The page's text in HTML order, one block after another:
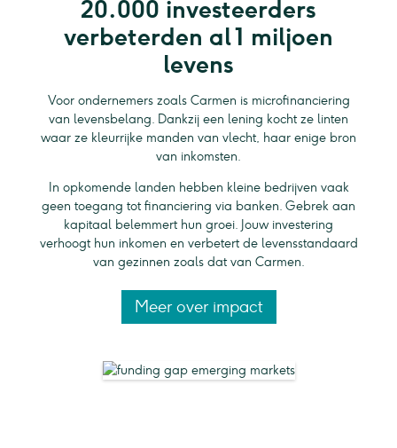
20.000 investeerders
verbeterden al 1 miljoen
levens
Voor ondernemers zoals Carmen is microfinanciering
van levensbelang. Dankzij een lening kocht ze linten
waar ze kleurrijke manden van vlecht, haar enige bron
van inkomsten.
In opkomende landen hebben kleine bedrijven vaak
geen toegang tot financiering via banken. Gebrek aan
kapitaal belemmert hun groei. Jouw investering
verhoogt hun inkomen en verbetert de levensstandaard
van gezinnen zoals dat van Carmen.
Meer over impact